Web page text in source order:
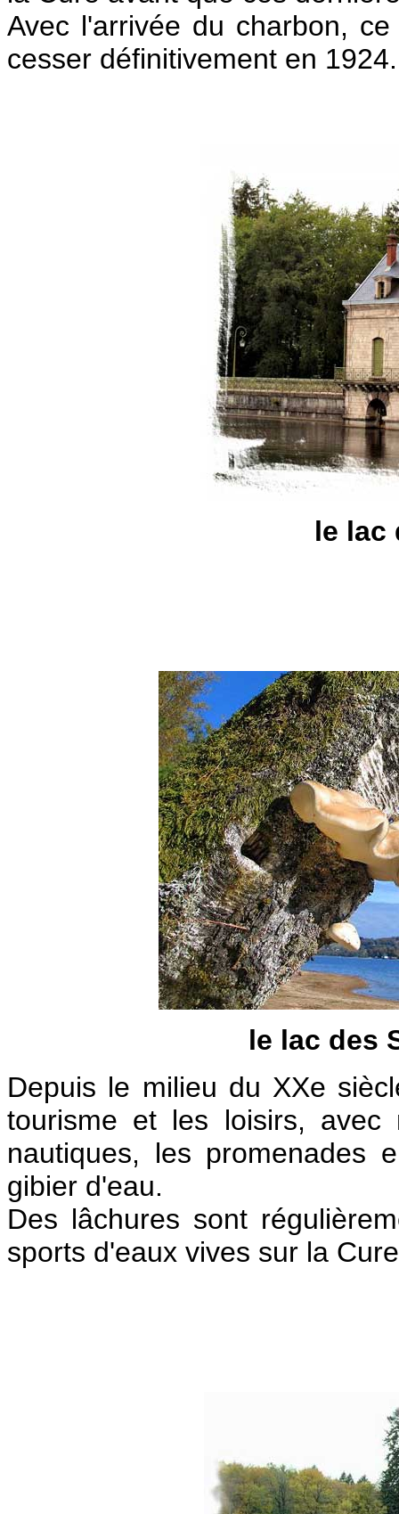
Avec l'arrivée du charbon,
cesser définitivement en 1924.
le lac
le lac des
Depuis le milieu du XXe
tourisme et les loisirs, avec
nautiques, les promenades
gibier d'eau.
Des lâchures sont
sports d'eaux vives sur la